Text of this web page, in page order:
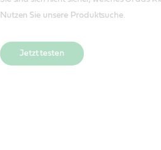
Nutzen Sie unsere Produktsuche.
Jetzt testen